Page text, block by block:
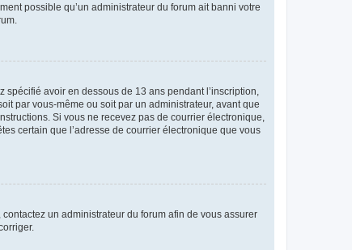
possible qu’un administrateur du forum ait banni votre
avoir en dessous de 13 ans pendant l’inscription,
par vous-même ou soit par un administrateur, avant que
Si vous ne recevez pas de courrier électronique,
certain que l’adresse de courrier électronique que vous
un administrateur du forum afin de vous assurer